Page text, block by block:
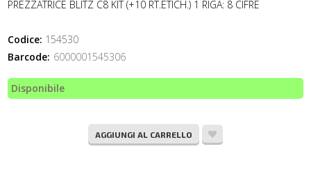
PREZZATRICE BLITZ C8 KIT (+10 RT.ETICH.) 1 RIGA: 8 CIFRE
Codice: 154530
Barcode: 6000001545306
Disponibile
AGGIUNGI AL CARRELLO